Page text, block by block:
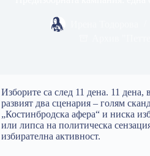
Изборите са след 11 дена. 11 дена,
развият два сценария – голям
„Костинбродска афера“ и ниска
или липса на политическа
избирателна активност.